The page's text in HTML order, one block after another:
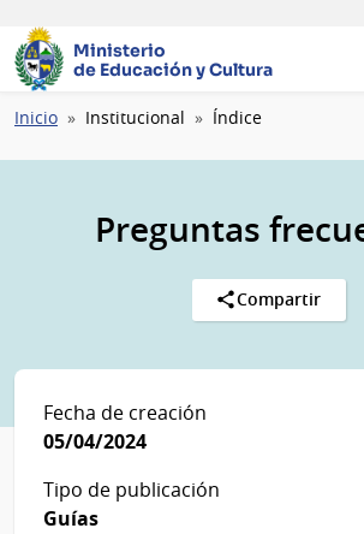
Ministerio
de Educación y Cultura
Ruta
navegación
Inicio Institucional Índice
Preguntas
Compartir
Fecha de creación
05/04/2024
Tipo de publicación
Guías